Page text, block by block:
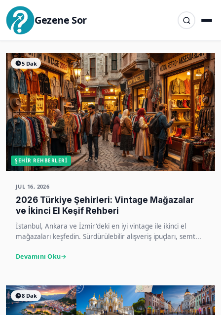
Gezene Sor
5 Dak
ŞEHIR REHBERLERI
JUL 16, 2026
2026 Türkiye Şehirleri: Vintage Mağazalar
ve İkinci El Keşif Rehberi
İstanbul, Ankara ve İzmir'deki en iyi vintage ile ikinci el
mağazaları keşfedin. Sürdürülebilir alışveriş ipuçları, semt...
Devamını Oku
8 Dak